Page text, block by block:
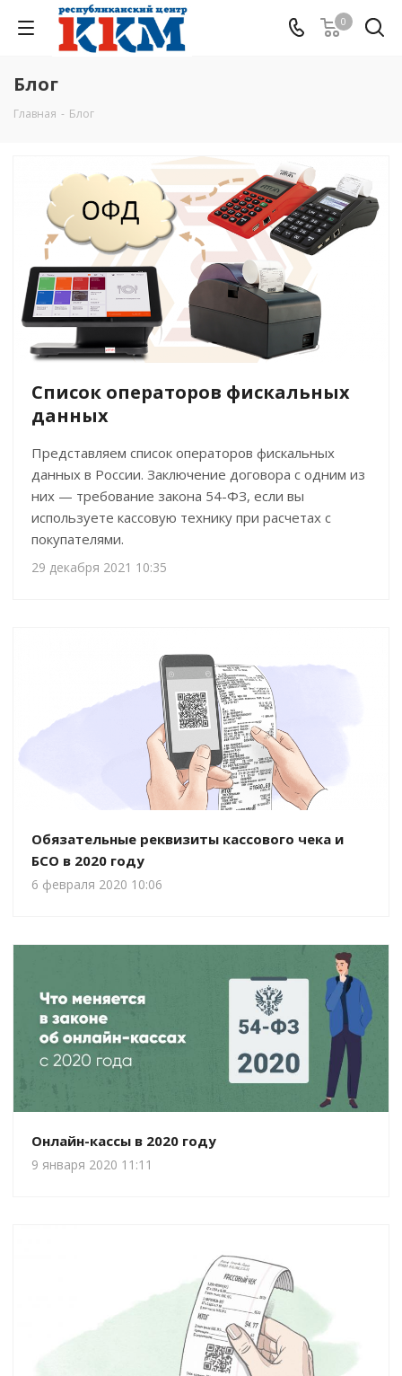
0
Блог
Главная - Блог
Список операторов фискальных
данных
Представляем список операторов фискальных
данных в России. Заключение договора с одним из
них — требование закона 54-ФЗ, если вы
используете кассовую технику при расчетах с
покупателями.
29 декабря 2021 10:35
Обязательные реквизиты кассового чека и
БСО в 2020 году
6 февраля 2020 10:06
Онлайн-кассы в 2020 году
9 января 2020 11:11